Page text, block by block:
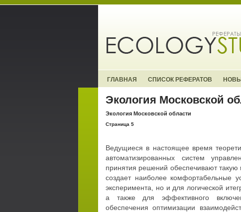
ГЛАВНАЯ СПИСОК РЕФЕРАТОВ
Экология Московской
Экология Московской области
Страница 5
Ведущиеся в настоящее время
автоматизированных систем
принятия решений обеспечивают
создает наиболее комфортабельные
эксперимента, но и для логической
а также для эффективного
обеспечения оптимизации